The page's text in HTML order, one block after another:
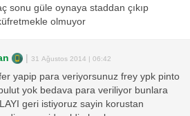
sonu güle oynaya staddan çıkıp
olmuyor
| 31 Ağustos 2014 | 06:42
yapip para veriyorsunuz frey ypk pinto
yok bedava para veriliyor bunlara
geri istiyoruz sayin korustan